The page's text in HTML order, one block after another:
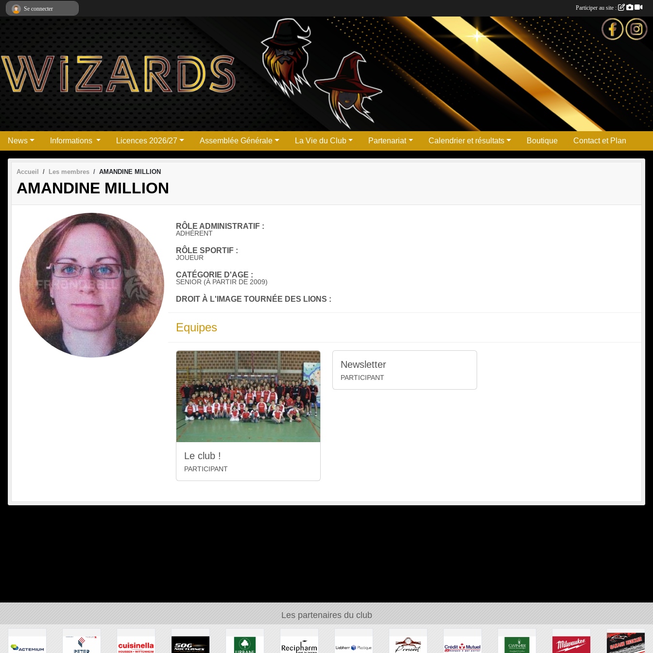
News Informations Licences 2026/27 Assemblée Générale La Vie du Club Partenariat Calendrier et résultats Boutique Contact et Plan
Accueil Les membres AMANDINE MILLION
AMANDINE MILLION
RÔLE ADMINISTRATIF :
ADHÉRENT
RÔLE SPORTIF :
JOUEUR
CATÉGORIE D'AGE :
SENIOR (À PARTIR DE 2009)
DROIT À L'IMAGE TOURNÉE DES LIONS :
Equipes
Le club !
PARTICIPANT
Newsletter
PARTICIPANT
Les partenaires du club
Se connecter Participer au site :
Panneau de gestion des cookies